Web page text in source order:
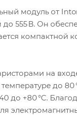
модуль от
555 В. Он
компактной
на
до 80
до +80 °C.